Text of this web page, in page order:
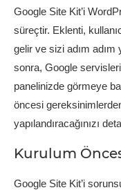
Google Site Kit’i
süreçtir. Eklenti,
gelir ve sizi adım
sonra, Google
panelinizde görmeye
öncesi
yapılandıracağınızı
Kurulum
Google Site Kit’i